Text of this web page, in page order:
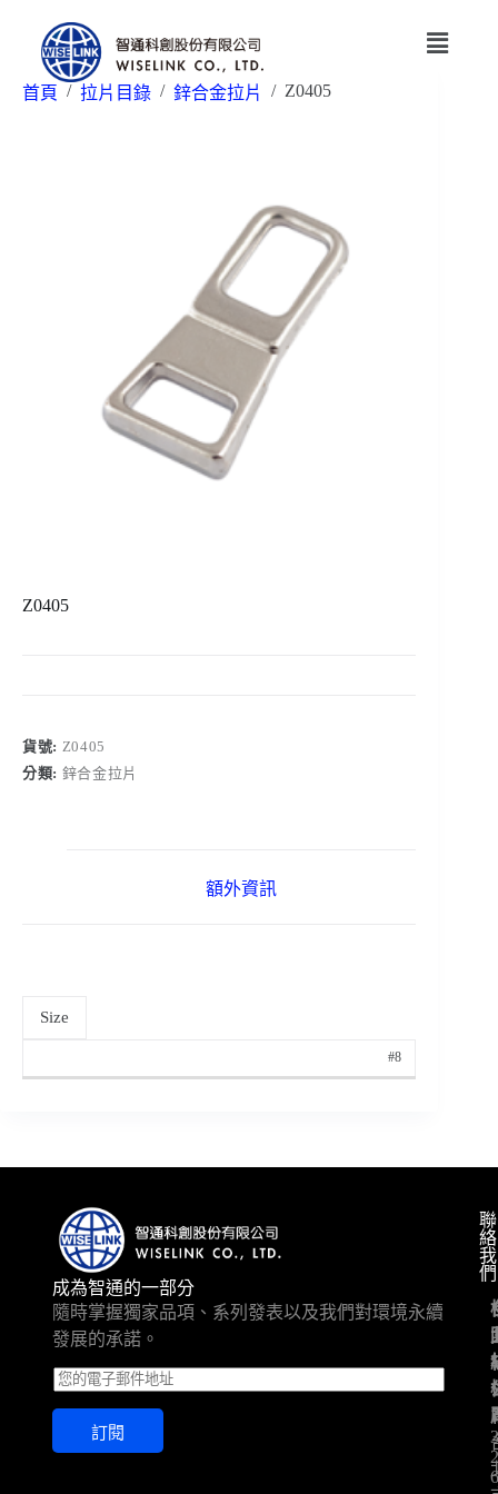
首頁 / 拉片目錄 / 鋅合金拉片 / Z0405
Z0405
貨號: Z0405
分類: 鋅合金拉片
額外資訊
Size
#8
成為智通的一部分
隨時掌握獨家品項、系列發表以及我們對環境永續
發展的承諾。
E
m
a
l
訂閱
聯
絡
我
們